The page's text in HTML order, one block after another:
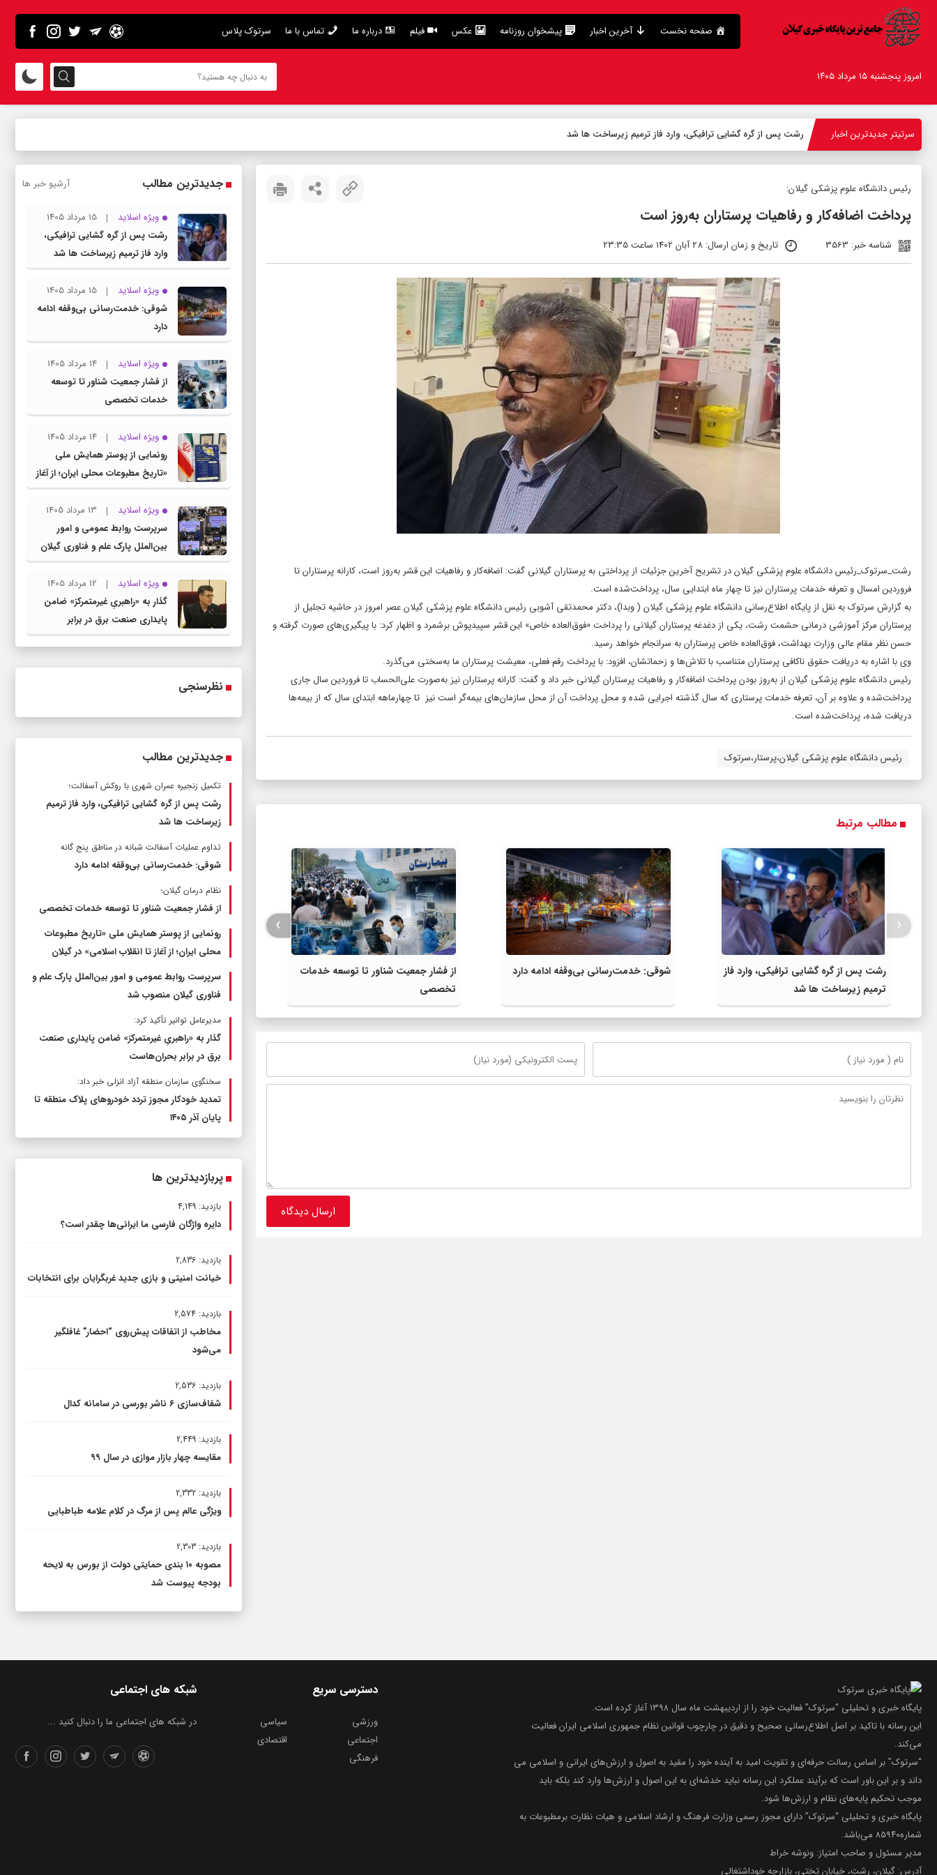
صفحه نخست آخرین اخبار پیشخوان روزنامه عکس فیلم درباره ما تماس با ما سرتوک پلاس
امروز پنجشنبه ۱۵ مرداد ۱۴۰۵
سرتیتر جدیدترین اخبار رشت پس از گره گشایی ترافیکی، وارد فاز ترمیم زیرساخت ها شد
رئیس دانشگاه علوم پزشکی گیلان:
پرداخت اضافه‌کار و رفاهیات پرستاران به‌روز است
شناسه خبر: 3563 تاریخ و زمان ارسال: 28 آبان 1402 ساعت 23:35
رشت_سرتوک_رئیس دانشگاه علوم پزشکی گیلان در تشریح آخرین جزئیات از پرداختی به پرستاران گیلانی گفت: اضافه‌کار و رفاهیات این قشر به‌روز است، کارانه پرستاران تا
فروردین امسال و تعرفه خدمات پرستاران نیز تا چهار ماه ابتدایی سال، پرداخت‌شده است.
به گزارش سرتوک به نقل از پایگاه اطلاع‌رسانی دانشگاه علوم پزشکی گیلان ( وبدا)، دکتر محمدتقی آشوبی رئیس دانشگاه علوم پزشکی گیلان عصر امروز در حاشیه تجلیل از
پرستاران مرکز آموزشی درمانی حشمت رشت، یکی از دغدغه پرستاران گیلانی را پرداخت «فوق‌العاده خاص» این قشر سپیدپوش برشمرد و اظهار کرد: با پیگیری‌های صورت گرفته و
حسن نظر مقام عالی وزارت بهداشت، فوق‌العاده خاص پرستاران به سرانجام خواهد رسید.
وی با اشاره به دریافت حقوق ناکافی پرستاران متناسب با تلاش‌ها و زحماتشان، افزود: با پرداخت رقم فعلی، معیشت پرستاران ما به‌سختی می‌گذرد.
رئیس دانشگاه علوم پزشکی گیلان از به‌روز بودن پرداخت اضافه‌کار و رفاهیات پرستاران گیلانی خبر داد و گفت: کارانه پرستاران نیز به‌صورت علی‌الحساب تا فروردین سال جاری
پرداخت‌شده و علاوه بر آن، تعرفه خدمات پرستاری که سال گذشته اجرایی شده و محل پرداخت آن از محل سازمان‌های بیمه‌گر است نیز تا چهارماهه ابتدای سال که از بیمه‌ها
دریافت شده، پرداخت‌شده است.
رئیس دانشگاه علوم پزشکی گیلان،پرستار،سرتوک
مطالب مرتبط
رشت پس از گره گشایی ترافیکی، وارد فاز
ترمیم زیرساخت ها شد
شوقی: خدمت‌رسانی بی‌وقفه ادامه دارد
از فشار جمعیت شناور تا توسعه خدمات
تخصصی
رونمایی از پوستر همایش ملی «تاریخ
مطبوعات محلی ایران؛ از آغاز تا انقلاب
‹
›
جدیدترین مطالب آرشیو خبر ها
ویژه اسلاید
15 مرداد 1405
رشت پس از گره گشایی ترافیکی،
وارد فاز ترمیم زیرساخت ها شد
ویژه اسلاید
15 مرداد 1405
شوقی: خدمت‌رسانی بی‌وقفه ادامه
دارد
ویژه اسلاید
14 مرداد 1405
از فشار جمعیت شناور تا توسعه
خدمات تخصصی
ویژه اسلاید
14 مرداد 1405
رونمایی از پوستر همایش ملی
«تاریخ مطبوعات محلی ایران؛ از آغاز
تا انقلاب اسلامی» در گیلان
ویژه اسلاید
13 مرداد 1405
سرپرست روابط عمومی و امور
بین‌الملل پارک علم و فناوری گیلان
منصوب شد
ویژه اسلاید
12 مرداد 1405
گذار به «راهبریِ غیرمتمرکز» ضامن
پایداری صنعت برق در برابر
بحران‌هاست
نظرسنجی
جدیدترین مطالب
تکمیل زنجیره عمران شهری با روکش آسفالت؛
رشت پس از گره گشایی ترافیکی، وارد فاز ترمیم
زیرساخت ها شد
تداوم عملیات آسفالت‌ شبانه در مناطق پنج گانه
شوقی: خدمت‌رسانی بی‌وقفه ادامه دارد
نظام درمان گیلان؛
از فشار جمعیت شناور تا توسعه خدمات تخصصی
رونمایی از پوستر همایش ملی «تاریخ مطبوعات
محلی ایران؛ از آغاز تا انقلاب اسلامی» در گیلان
سرپرست روابط عمومی و امور بین‌الملل پارک علم و
فناوری گیلان منصوب شد
مدیرعامل توانیر تأکید کرد:
گذار به «راهبریِ غیرمتمرکز» ضامن پایداری صنعت
برق در برابر بحران‌هاست
سخنگوی سازمان منطقه آزاد انزلی خبر داد:
تمدید خودکار مجوز تردد خودروهای پلاک منطقه تا
پایان آذر ۱۴۰۵
پربازدیدترین ها
بازدید: 4,149
دایره واژگان فارسی ما ایرانی‌ها چقدر است؟
بازدید: 2,836
خیانت امنیتی و بازی جدید غربگرایان برای انتخابات
بازدید: 2,574
مخاطب از اتفاقات پیش‌روی “احضار” غافلگیر
می‌شود
بازدید: 2,536
شفاف‌سازی ۶ ناشر بورسی در سامانه کدال
بازدید: 2,449
مقایسه چهار بازار موازی در سال ۹۹
بازدید: 2,332
ویژگی عالم پس از مرگ در کلام علامه طباطبایی
بازدید: 2,303
مصوبه ۱۰ بندی حمایتی دولت از بورس به لایحه
بودجه پیوست شد
پایگاه خبری و تحلیلی “سرتوک” فعالیت خود را از اردیبهشت ماه سال ۱۳۹۸ آغاز کرده است.
این رسانه با تاکید بر اصل اطلاع‌رسانی صحیح و دقیق در چارچوب قوانین نظام جمهوری اسلامی ایران فعالیت
می‌کند.
“سرتوک” بر اساس رسالت حرفه‌ای و تقویت امید به آینده خود را مقید به اصول و ارزش‌های ایرانی و اسلامی می
داند و بر این باور است که برآیند عملکرد این رسانه نباید خدشه‌ای به این اصول و ارزش‌ها وارد کند بلکه باید
موجب تحکیم پایه‌های نظام و ارزش‌ها شود.
پایگاه خبری و تحلیلی “سرتوک” دارای مجوز رسمی وزارت فرهنگ و ارشاد اسلامی و هیات نظارت برمطبوعات به
شماره۸۵۹۴۰ می‌باشد.
مدیر مسئول و صاحب امتیاز: ونوشه خراط
آدرس: گیلان، رشت، خیابان تختی، بازارچه خوداشتغالی
شبکه های اجتماعی
در شبکه های اجتماعی ما را دنبال کنید ...
دسترسی سریع
ورزشی
سیاسی
اجتماعی
اقتصادی
فرهنگی